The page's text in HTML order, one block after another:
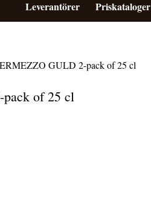
Leverantörer Priskataloger
GULD 2-pack of 25 cl
of 25 cl